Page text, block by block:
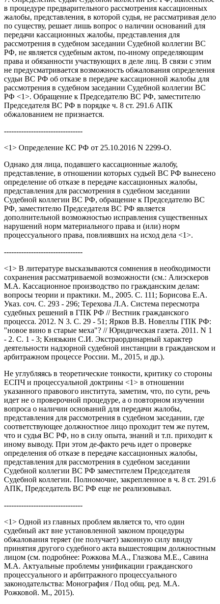
в процедуре предварительного рассмотрения кассационных
жалобы, представления, в которой судья, не рассматривая дело
по существу, решает лишь вопрос о наличии оснований для
передачи кассационных жалобы, представления для
рассмотрения в судебном заседании Судебной коллегии ВС
РФ, не является судебным актом, по-иному определяющим
права и обязанности участвующих в деле лиц. В связи с этим
не предусматривается возможность обжалования определения
судьи ВС РФ об отказе в передаче кассационной жалобы для
рассмотрения в судебном заседании Судебной коллегии ВС
РФ <1>. Обращение к Председателю ВС РФ, заместителю
Председателя ВС РФ в порядке ч. 8 ст. 291.6 АПК
обжалованием не признается.
--------------------------------
<1> Определение КС РФ от 25.10.2016 N 2299-О.
Однако для лица, подавшего кассационные жалобу,
представление, в отношении которых судьей ВС РФ вынесено
определение об отказе в передаче кассационных жалобы,
представления для рассмотрения в судебном заседании
Судебной коллегии ВС РФ, обращение к Председателю ВС
РФ, заместителю Председателя ВС РФ является
дополнительной возможностью исправления существенных
нарушений норм материального права и (или) норм
процессуального права, повлиявших на исход дела <1>.
--------------------------------
<1> В литературе высказываются сомнения в необходимости
сохранения рассматриваемой возможности (см.: Алиэскеров
М.А. Кассационное производство по гражданским делам:
вопросы теории и практики. М., 2005. С. 111; Борисова Е.А.
Указ. соч. С. 293 - 296; Терехова Л.А. Система пересмотра
судебных решений в ГПК РФ // Вестник гражданского
процесса. 2012. N 3. С. 29 - 51; Ярков В.В. Новеллы ГПК РФ:
"новое вино в старые меха"? // Юридическая газета. 2011. N 1
- 2. С. 1 - 3; Князькин С.И. Экстраординарный характер
деятельности надзорной судебной инстанции в гражданском и
арбитражном процессе России. М., 2015, и др.).
Не углубляясь в теоретические тонкости, критику со стороны
ЕСПЧ и процессуальной доктрины <1> в отношении
указанного правового института, заметим, что, по сути, речь
идет не о проверочной процедуре, а о повторном изучении
вопроса о наличии оснований для передачи жалобы,
представления для рассмотрения в судебном заседании, где
соответствующее должностное лицо проходит тем же путем,
что и судья ВС РФ, но в силу опыта, знаний и т.п. приходит к
иному выводу. При этом де-факто речь идет о проверке
определения об отказе в передаче кассационных жалобы,
представления для рассмотрения в судебном заседании
Судебной коллегии ВС РФ заместителем Председателя
Судебной коллегии. Полномочие, закрепленное в ч. 8 ст. 291.6
АПК, Председатель ВС РФ еще не реализовывал.
--------------------------------
<1> Одной из главных проблем является то, что один
судебный акт вне установленной законом процедуры
обжалования теряет (не получает) законную силу ввиду
принятия другого судебного акта вышестоящим должностным
лицом (см. подробнее: Рожкова М.А., Глазкова М.Е., Савина
М.А. Актуальные проблемы унификации гражданского
процессуального и арбитражного процессуального
законодательства: Монография / Под общ. ред. М.А.
Рожковой. М., 2015).